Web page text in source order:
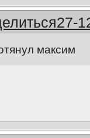
27-
максим